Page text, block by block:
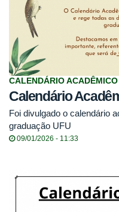
CALENDÁRIO
Calendário
Foi divulgado o calendário
graduação UFU
09/01/2026 - 11:33